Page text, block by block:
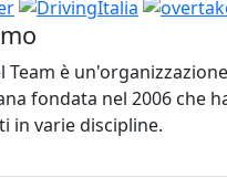
Team è
fondata nel 2006 che
in varie discipline.